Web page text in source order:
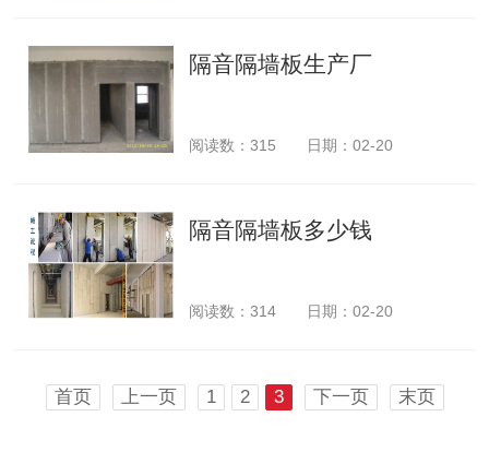
隔音隔墙板生产厂
阅读数：315 日期：02-20
隔音隔墙板多少钱
阅读数：314 日期：02-20
首页 上一页 1 2 3 下一页 末页